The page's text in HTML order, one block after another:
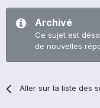
Archivé
Ce sujet est
de nouvelles
Aller sur la liste des